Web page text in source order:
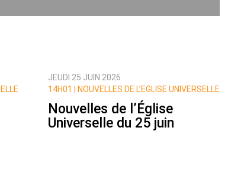
JEUDI 25 JUIN 2026
14H01 | NOUVELLES DE L’EGLISE UNIVERSELLE
Nouvelles de l’Église
Universelle du 25 juin